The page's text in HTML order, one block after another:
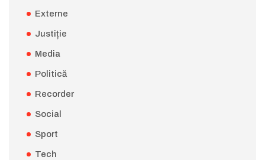
Externe
Justiție
Media
Politică
Recorder
Social
Sport
Tech